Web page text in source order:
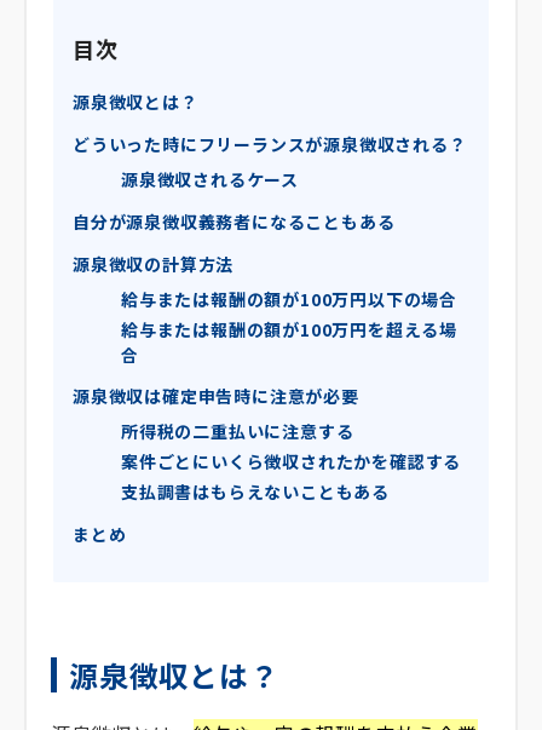
目次
源泉徴収とは？
どういった時にフリーランスが源泉徴収される？
源泉徴収されるケース
自分が源泉徴収義務者になることもある
源泉徴収の計算方法
給与または報酬の額が100万円以下の場合
給与または報酬の額が100万円を超える場
合
源泉徴収は確定申告時に注意が必要
所得税の二重払いに注意する
案件ごとにいくら徴収されたかを確認する
支払調書はもらえないこともある
まとめ
源泉徴収とは？